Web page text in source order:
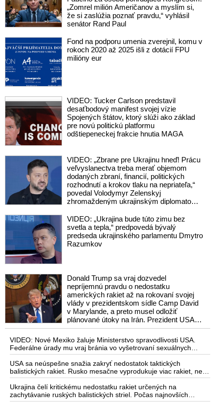
„Zomrel milión Američanov a myslím si,
že si zaslúžia poznať pravdu,“ vyhlásil
senátor Rand Paul
Fond na podporu umenia zverejnil, komu v
rokoch 2020 až 2025 išli z dotácií FPU
milióny eur
VIDEO: Tucker Carlson predstavil
desaťbodový manifest svojej vízie
Spojených štátov, ktorý slúži ako základ
pre novú politickú platformu
odštiepeneckej frakcie hnutia MAGA
VIDEO: „Zbrane pre Ukrajinu hneď! Prácu
veľvyslanectva treba merať objemom
dodaných zbraní, financií, politických
rozhodnutí a krokov tlaku na nepriateľa,“
povedal Volodymyr Zelenskyj
zhromaždeným ukrajinským diplomatom
odkázal, že USA Ukrajine nedodajú
protiraketové systémy Patriot
VIDEO: „Ukrajina bude túto zimu bez
svetla a tepla,“ predpovedá bývalý
predseda ukrajinského parlamentu Dmytro
Razumkov
Donald Trump sa vraj dozvedel
nepríjemnú pravdu o nedostatku
amerických rakiet až na rokovaní svojej
vlády v prezidentskom sídle Camp David
v Marylande, a preto musel odložiť
plánované útoky na Irán. Prezident USA
sa pre to údajne pohádal so šéfom
Pentagónu, lebo bol presvedčený o opaku
VIDEO: Nové Mexiko žaluje Ministerstvo spravodlivosti USA.
Federálne úrady mu vraj bránia vo vyšetrovaní sexuálnych
zločinov organizátora pedofilnej siete Jeffreyho Epsteina. Ten
mal nariadiť, aby dve dievčatá zo zahraničia, ktoré boli uškrtené
počas drsného fetišistického sexu, pochovali v blízkosti jeho
ranča v tomto americkom štáte
USA sa neúspešne snažia zakryť nedostatok taktických
balistických rakiet. Rusko mesačne vyprodukuje viac rakiet, než
koľko vyrobia všetci producenti systémov Patriot dohromady
Ukrajina čelí kritickému nedostatku rakiet určených na
zachytávanie ruských balistických striel. Počas najnovších